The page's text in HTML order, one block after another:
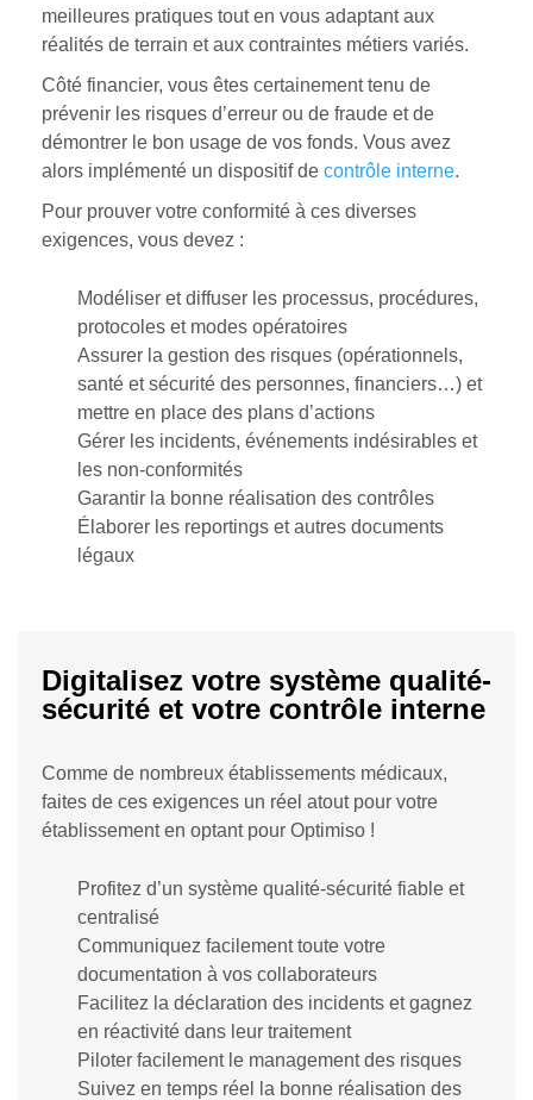
meilleures pratiques tout en vous adaptant aux
réalités de terrain et aux contraintes métiers variés.
Côté financier, vous êtes certainement tenu de
prévenir les risques d’erreur ou de fraude et de
démontrer le bon usage de vos fonds. Vous avez
alors implémenté un dispositif de contrôle interne.
Pour prouver votre conformité à ces diverses
exigences, vous devez :
Modéliser et diffuser les processus, procédures,
protocoles et modes opératoires
Assurer la gestion des risques (opérationnels,
santé et sécurité des personnes, financiers…) et
mettre en place des plans d’actions
Gérer les incidents, événements indésirables et
les non-conformités
Garantir la bonne réalisation des contrôles
Élaborer les reportings et autres documents
légaux
Digitalisez votre système qualité-
sécurité et votre contrôle interne
Comme de nombreux établissements médicaux,
faites de ces exigences un réel atout pour votre
établissement en optant pour Optimiso !
Profitez d’un système qualité-sécurité fiable et
centralisé
Communiquez facilement toute votre
documentation à vos collaborateurs
Facilitez la déclaration des incidents et gagnez
en réactivité dans leur traitement
Piloter facilement le management des risques
Suivez en temps réel la bonne réalisation des